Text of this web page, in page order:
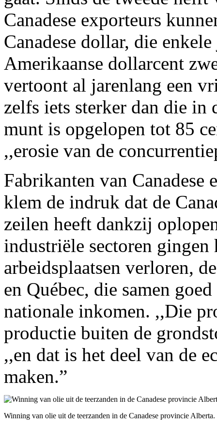
Canadese exporteurs
Canadese dollar, die
Amerikaanse dollarcent
vertoont al jarenlang een
zelfs iets sterker dan die in
munt is opgelopen tot 85
,,erosie van de
Fabrikanten van
klem de indruk dat de
zeilen heeft dankzij
industriële sectoren
arbeidsplaatsen verloren,
en Québec, die samen
nationale inkomen. ,,Die
productie buiten de
,,en dat is het deel van de
maken.”
Winning van olie uit de teerzanden in de Canadese provincie Alberta.